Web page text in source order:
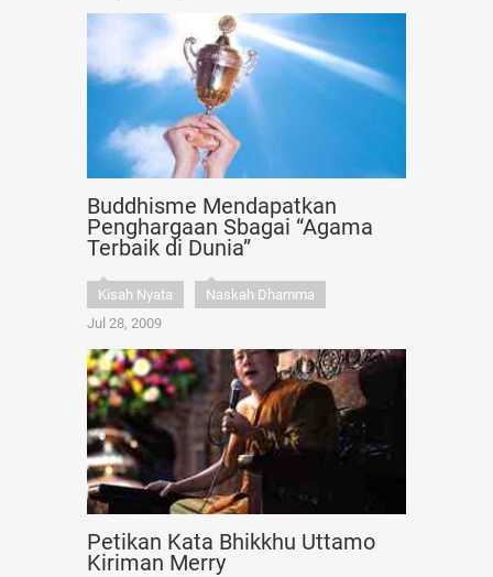
Buddhisme Mendapatkan
Penghargaan Sbagai “Agama
Terbaik di Dunia”
Kisah Nyata
Naskah Dhamma
Jul 28, 2009
Petikan Kata Bhikkhu Uttamo
Kiriman Merry